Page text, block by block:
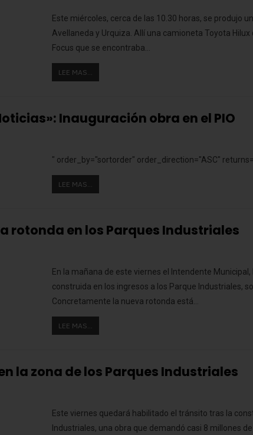
Este miércoles, cerca de las 10.30 horas, se produjo
Avellaneda y Urquiza. Allí una camioneta Toyota
Focus que se encontraba…
LEE MAS...
Inauguración obra en el PIO
" order_by="sortorder" order_direction="ASC"
LEE MAS...
rotonda en los Parques Industriales
En la mañana de este viernes el Intendente
construida en los ingresos a los Parque Industriales,
Concretamente la nueva rotonda está…
LEE MAS...
la zona de los Parques Industriales
Este viernes quedará habilitado el tránsito tras la
Industriales, una obra que demandó casi 8 millones